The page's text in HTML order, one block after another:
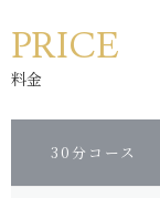
PRICE
料金
30分コース